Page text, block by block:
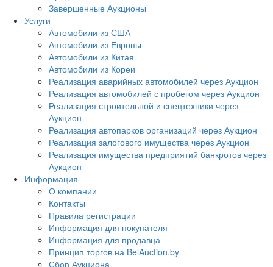
Завершенные Аукционы
Услуги
Автомобили из США
Автомобили из Европы
Автомобили из Китая
Автомобили из Кореи
Реализация аварийных автомобилей через Аукцион
Реализация автомобилей с пробегом через Аукцион
Реализация строительной и спецтехники через
Аукцион
Реализация автопарков организаций через Аукцион
Реализация залогового имущества через Аукцион
Реализация имущества предприятий банкротов через
Аукцион
Информация
О компании
Контакты
Правила регистрации
Информация для покупателя
Информация для продавца
Принцип торгов на BelAuction.by
Сбор Аукциона